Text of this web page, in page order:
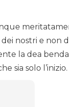
nostri e non
la dea
sia solo l’inizio.